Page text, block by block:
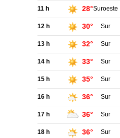
11 h 28°Suroeste
12 h 30° Sur
13 h 32° Sur
14 h 33° Sur
15 h 35° Sur
16 h 36° Sur
17 h 36° Sur
18 h 36° Sur